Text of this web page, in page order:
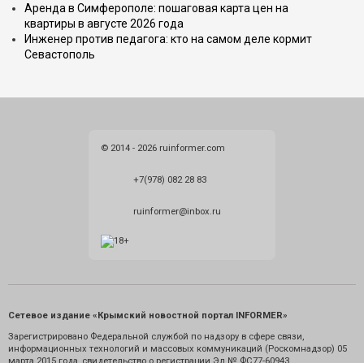
Аренда в Симферополе: пошаговая карта цен на
квартиры в августе 2026 года
Инженер против педагога: кто на самом деле кормит
Севастополь
© 2014 - 2026 ruinformer.com
+7(978) 082 28 83
ruinformer@inbox.ru
Сетевое издание «Крымский новостной портал INFORMER»
Зарегистрировано Федеральной службой по надзору в сфере связи,
информационных технологий и массовых коммуникаций (Роскомнадзор) 05